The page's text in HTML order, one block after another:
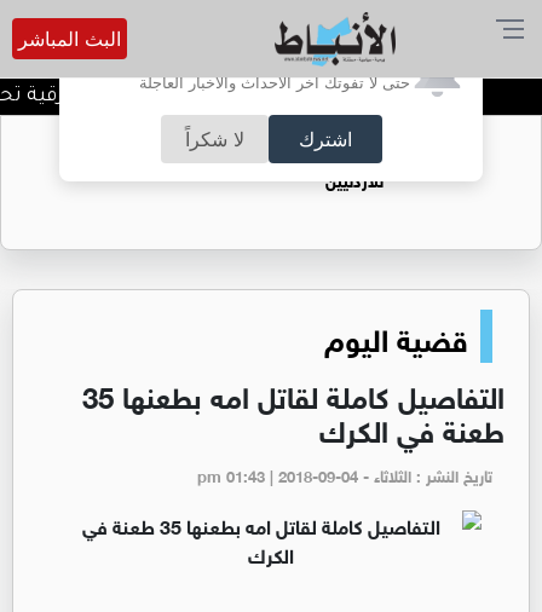
أترغب في تفعيل الإشعارات؟
حتى لا تفوتك آخر الأحداث والأخبار العاجلة
اشترك لا شكراً
البث المباشر
المنطقة العسكرية الشرقية
حقل الريشة حين يتحول الغاز إلى فرص عمل
للأردنيين
قضية اليوم
التفاصيل كاملة لقاتل امه بطعنها 35
طعنة في الكرك
تاريخ النشر : الثلاثاء - pm 01:43 | 2018-09-04